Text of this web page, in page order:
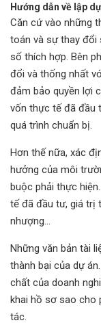
Hướng dẫn về lập
Căn cứ vào những
toán và sự thay đổi
số thích hợp. Bên
đổi và thống nhất
đảm bảo quyền lợi
vốn thực tế đã đầu
quá trình chuẩn bị.
Hơn thế nữa, xác
hưởng của môi
buộc phải thực
tế đã đầu tư, giá trị
nhượng...
Những văn bản tài
thành bại của dự
chất của doanh
khai hồ sơ sao cho
tác.